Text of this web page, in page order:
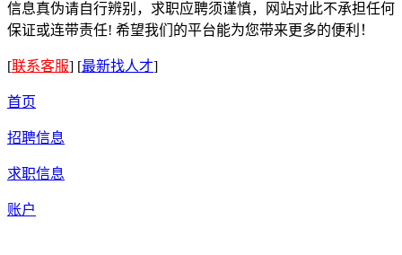
信息真伪请自行辨别，求职应聘须谨慎，网站对此不承担任何
保证或连带责任! 希望我们的平台能为您带来更多的便利！
[联系客服] [最新找人才]
首页
招聘信息
求职信息
账户